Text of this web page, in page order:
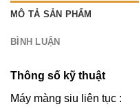
MÔ TẢ SẢN PHẨM
BÌNH LUẬN
Thông số kỹ thuật
Máy màng siu liên